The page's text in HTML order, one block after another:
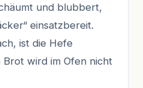
und blubbert,
einsatzbereit.
ist die Hefe
wird im Ofen nicht